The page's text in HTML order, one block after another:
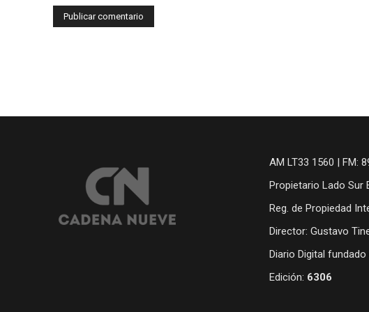
AM LT33 1560 | FM:
Propietario Lado Sur
Reg. de Propiedad
Director: Gustavo
Diario Digital
Edición: 6306